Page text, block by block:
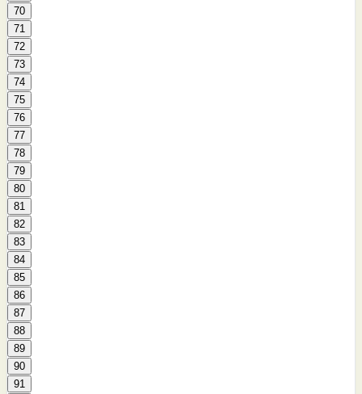
70
71
72
73
74
75
76
77
78
79
80
81
82
83
84
85
86
87
88
89
90
91